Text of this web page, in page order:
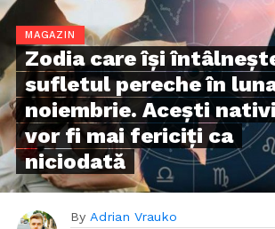
MAGAZIN
Zodia care își
sufletul pereche în
noiembrie. Acești nativi
vor fi mai fericiți ca
niciodată
By Adrian Vrauko